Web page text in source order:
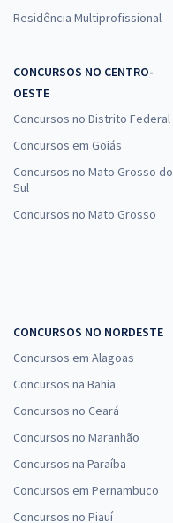
Residência Multiprofissional
CONCURSOS NO CENTRO-
OESTE
Concursos no Distrito Federal
Concursos em Goiás
Concursos no Mato Grosso do
Sul
Concursos no Mato Grosso
CONCURSOS NO NORDESTE
Concursos em Alagoas
Concursos na Bahia
Concursos no Ceará
Concursos no Maranhão
Concursos na Paraíba
Concursos em Pernambuco
Concursos no Piauí